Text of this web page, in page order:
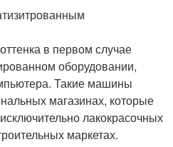
в первом случае
оборудовании,
Такие машины
магазинах, которые
лакокрасочных
маркетах.